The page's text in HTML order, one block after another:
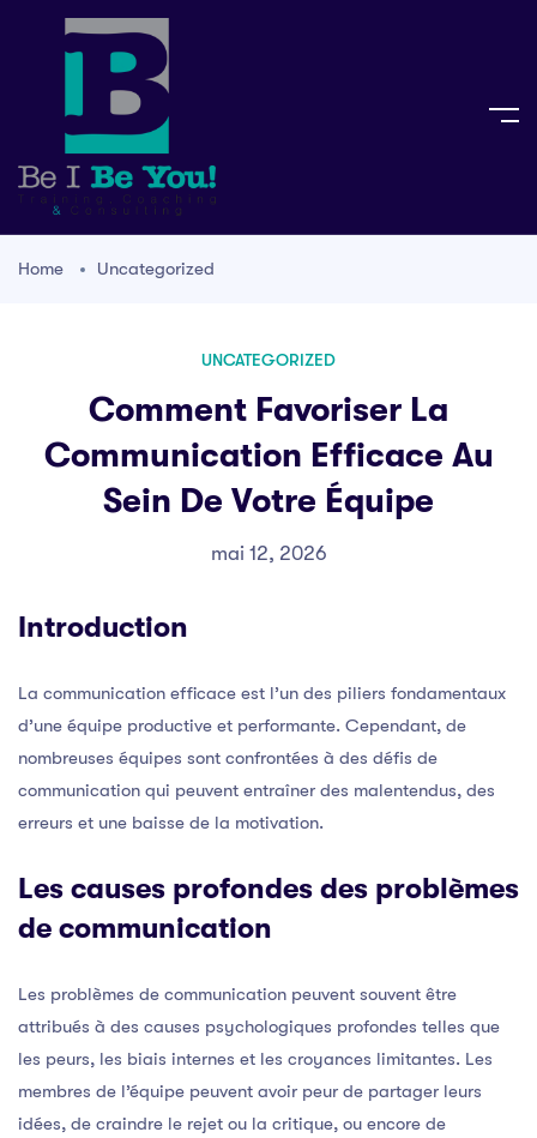
Home Uncategorized
UNCATEGORIZED
Comment Favoriser La
Communication Efficace Au
Sein De Votre Équipe
mai 12, 2026
Introduction
La communication efficace est l’un des piliers fondamentaux
d’une équipe productive et performante. Cependant, de
nombreuses équipes sont confrontées à des défis de
communication qui peuvent entraîner des malentendus, des
erreurs et une baisse de la motivation.
Les causes profondes des problèmes
de communication
Les problèmes de communication peuvent souvent être
attribués à des causes psychologiques profondes telles que
les peurs, les biais internes et les croyances limitantes. Les
membres de l’équipe peuvent avoir peur de partager leurs
idées, de craindre le rejet ou la critique, ou encore de